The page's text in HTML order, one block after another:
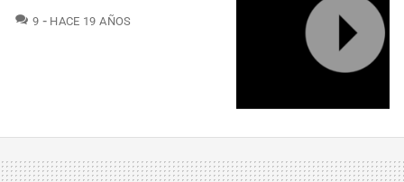
9 COMENTARIOS
HACE 19 AÑOS